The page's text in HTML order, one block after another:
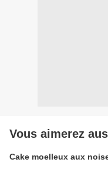
Vous aimerez
Cake moelleux aux